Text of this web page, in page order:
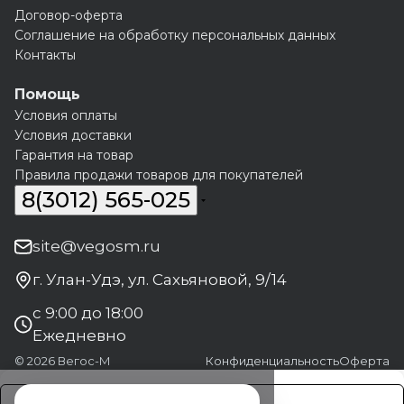
Договор-оферта
Соглашение на обработку персональных данных
Контакты
Помощь
Условия оплаты
Условия доставки
Гарантия на товар
Правила продажи товаров для покупателей
8(3012) 565-025
site@vegosm.ru
г. Улан-Удэ, ул. Сахьяновой, 9/14
с 9:00 до 18:00
Ежедневно
© 2026 Вегос-М КонфиденциальностьОферта